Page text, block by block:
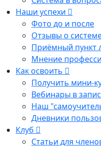
Наши успехи
Фото до и после
Отзывы о
Приёмный пункт
Мнение
Как освоить
Получить мини-
Вебинары в
Наш
Дневники
Клуб
Статьи для